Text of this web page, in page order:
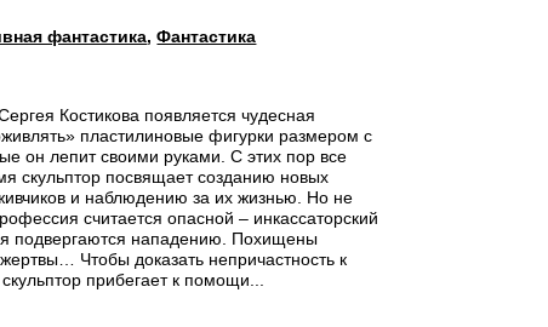
фантастика,Фантастика
Костикова появляется чудесная
пластилиновые фигурки размером с
он лепит своими руками. С этих пор все
скульптор посвящает созданию новых
и наблюдению за их жизнью. Но не
считается опасной – инкассаторский
подвергаются нападению. Похищены
Чтобы доказать непричастность к
прибегает к помощи...